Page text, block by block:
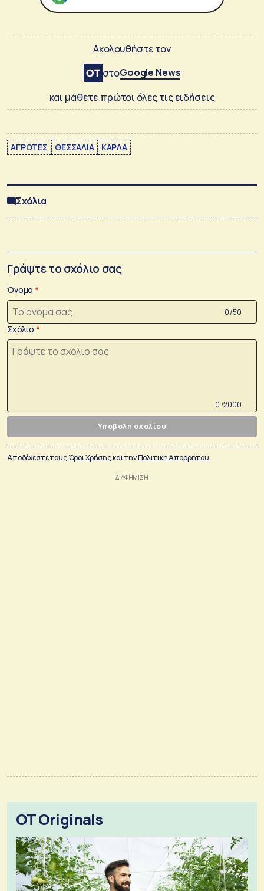
Ακολουθήστε τον
στοGoogle News
και μάθετε πρώτοι όλες τις ειδήσεις
ΑΓΡΟΤΕΣ ΘΕΣΣΑΛΙΑ ΚΑΡΛΑ
Σχόλια
Γράψτε το σχόλιο σας
Όνομα
0 /50
Σχόλιο
0 /2000
Υποβολή σχολίου
Αποδέχεστε τουςΌροι Χρήσηςκαι τηνΠολιτικη Απορρήτου
OT Originals